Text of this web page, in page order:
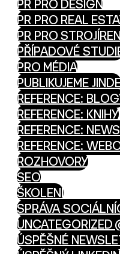
PR PRO DESIGN
PR PRO REAL
PR PRO
PŘÍPADOVÉ
PRO MÉDIA
PUBLIKUJEME
REFERENCE:
REFERENCE: KNIHY
REFERENCE:
REFERENCE:
ROZHOVORY
SEO
ŠKOLENÍ
SPRÁVA
UNCATEGORIZED
ÚSPĚŠNÉ